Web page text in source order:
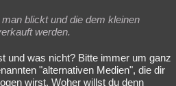
blickt und die dem kleinen
werden.
und was nicht? Bitte immer um ganz
"alternativen Medien", die dir
wirst. Woher willst du denn